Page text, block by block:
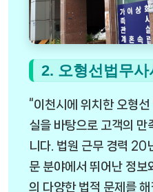
2. 오형선법무사
“이천시에 위치한 오형
실을 바탕으로 고객의 만
니다. 법원 근무 경력 20
문 분야에서 뛰어난 정보
의 다양한 법적 문제를